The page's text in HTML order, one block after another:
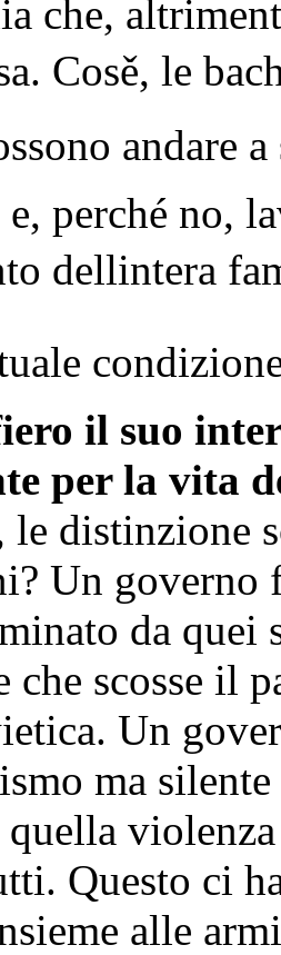
che,
Cosě, le
andare
e, perché no,
dellintera
il suo
per la vita
le distinzione
Un governo
da
che scosse il
Un
ma
Questo ci
alle